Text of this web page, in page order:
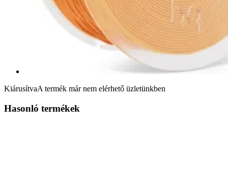
KiárusítvaA termék már nem elérhető üzletünkben
Hasonló termékek